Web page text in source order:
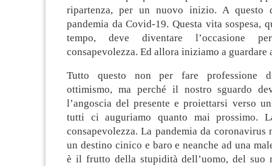
ripartenza, per un nuovo inizio. A questo
pandemia da Covid-19. Questa vita sospesa,
tempo, deve diventare l’occasione
consapevolezza. Ed allora iniziamo a guardare
Tutto questo non per fare professione
ottimismo, ma perché il nostro sguardo
l’angoscia del presente e proiettarsi verso
tutti ci auguriamo quanto mai prossimo.
consapevolezza. La pandemia da coronavirus
un destino cinico e baro e neanche ad una
è il frutto della stupidità dell’uomo, del suo